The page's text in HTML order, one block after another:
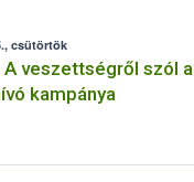
csütörtök
veszettségről szól a
kampánya